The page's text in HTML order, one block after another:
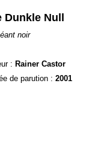
Dunkle Null
noir
: Rainer Castor
de parution : 2001